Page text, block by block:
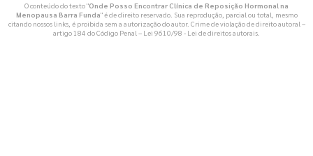
O conteúdo do texto "Onde Posso Encontrar Clínica de Reposição Hormonal na
Menopausa Barra Funda" é de direito reservado. Sua reprodução, parcial ou total, mesmo
citando nossos links, é proibida sem a autorização do autor. Crime de violação de direito autoral –
artigo 184 do Código Penal – Lei 9610/98 - Lei de direitos autorais